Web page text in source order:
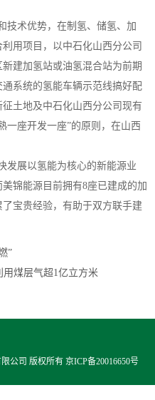
术优势，在制氢、储氢、加
用项目，以中石化山西分公司
建加氢站或油氢混合站为前期
系统的氢能车辆示范线搞好配
土地及中石化山西分公司现有
一座开发一座”的原则，在山西
展以氢能为核心的新能源业
锦能源目前拥有8座已建成的加
宝贵经验，有助于双方联手建
”
煤层气超1亿立方米
公司 版权所有 京ICP备20016650号